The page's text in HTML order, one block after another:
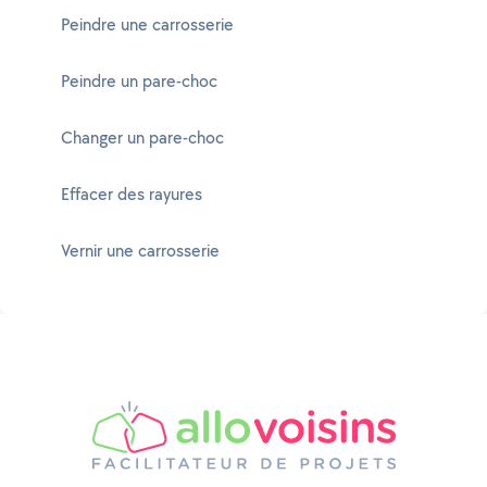
Peindre une carrosserie
Peindre un pare-choc
Changer un pare-choc
Effacer des rayures
Vernir une carrosserie